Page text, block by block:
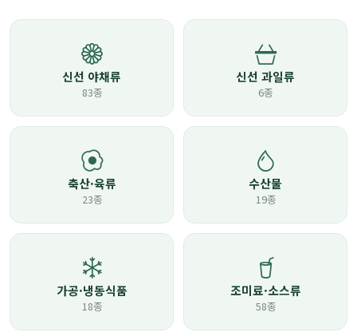
신선 야채류
83종
신선 과일류
6종
축산·육류
23종
수산물
19종
가공·냉동식품
18종
조미료·소스류
58종